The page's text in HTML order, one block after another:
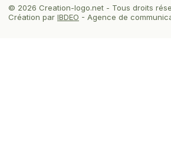
© 2026 Creation-logo.net - Tous droits
Création par IBDEO - Agence de